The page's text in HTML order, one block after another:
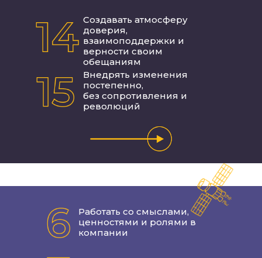
Создавать атмосферу
доверия,
взаимоподдержки и
верности своим
обещаниям
Внедрять изменения
постепенно,
без сопротивления и
революций
Работать со смыслами,
ценностями и ролями в
компании